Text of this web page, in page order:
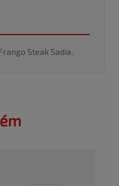
Steak Sadia.